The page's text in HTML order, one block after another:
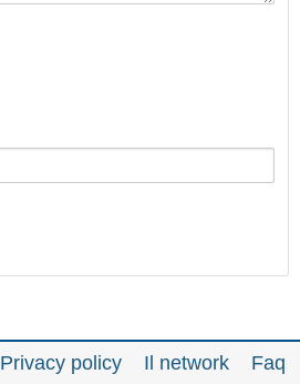
Privacy policy Il network Faq